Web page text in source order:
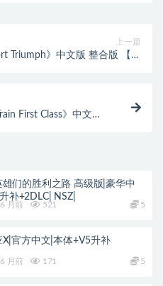
上一篇
Triumph》中文版 整合版 【含
First Class》中文版
雄们的胜利之路 高级版|豪华中
补+2DLC| NSZ|
6 月前 521 5
官方中文|本体+V5升补
6 月前 171 5